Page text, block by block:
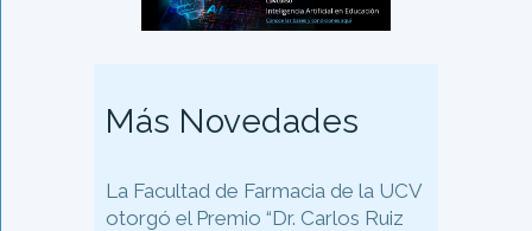
Más Novedades
La Facultad de Farmacia de la UCV
otorgó el Premio “Dr. Carlos Ruiz